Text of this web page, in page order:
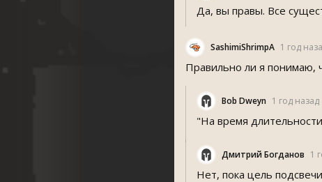
Да, вы правы. Все
SashimiShrimpA 1 год
Правильно ли я понимаю,
Bob Dweyn 1 год назад
"На время
Дмитрий Богданов 1
Нет, пока цель